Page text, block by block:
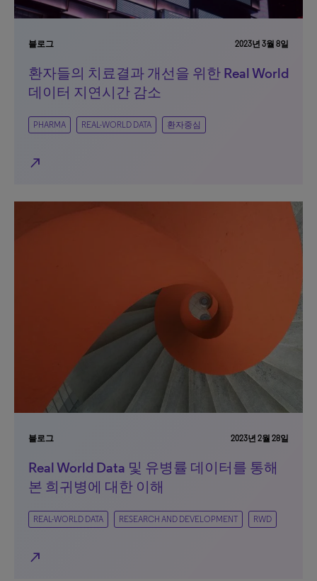
블로그 2023년 3월 8일
환자들의 치료결과 개선을 위한 Real World
데이터 지연시간 감소
PHARMA REAL-WORLD DATA 환자중심
north_east
블로그 2023년 2월 28일
Real World Data 및 유병률 데이터를 통해
본 희귀병에 대한 이해
REAL-WORLD DATA RESEARCH AND DEVELOPMENT RWD
north_east